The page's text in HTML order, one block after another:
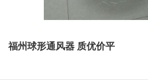
福州球形通风器 质优价平